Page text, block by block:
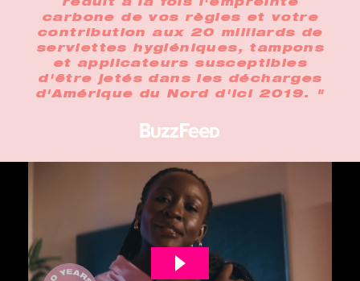
réduit à la fois l'empreinte
carbone de vos règles et votre
contribution aux 20 milliards de
serviettes hygiéniques, tampons
et applicateurs susceptibles
d'être jetés dans les décharges
d'Amérique du Nord d'ici 2019. "